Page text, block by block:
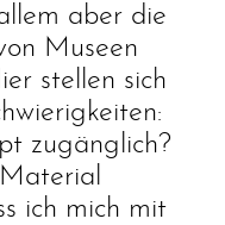
aber die
Museen
stellen sich
zugänglich?
ich mich mit